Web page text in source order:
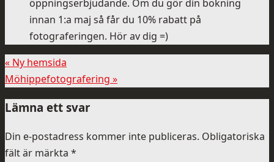
öppningserbjudande. Om du gör din bokning
innan 1:a maj så får du 10% rabatt på
fotograferingen. Hör av dig =)
« Ny hemsida
Möhippefotografering »
Lämna ett svar
Din e-postadress kommer inte publiceras. Obligatoriska
fält är märkta *